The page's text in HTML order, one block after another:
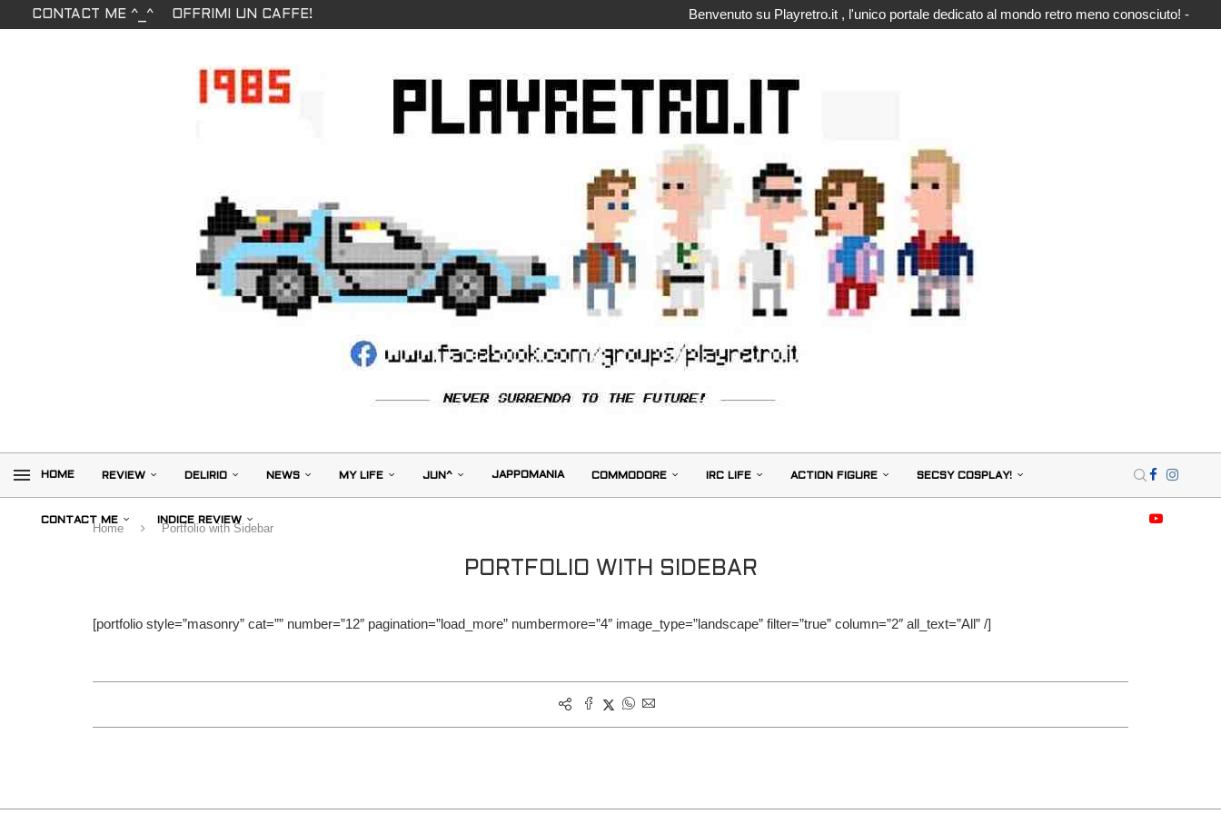
CONTACT ME ^_^ OFFRIMI UN CAFFE! Benvenuto su Playretro.it , l'unico portale dedicato al mondo retro meno conosciuto! -
HOME REVIEW DELIRIO NEWS MY LIFE JUN^ JAPPOMANIA COMMODORE IRC LIFE ACTION FIGURE SECSY COSPLAY!
CONTACT ME INDICE REVIEW
Home Portfolio with Sidebar
PORTFOLIO WITH SIDEBAR
[portfolio style=”masonry” cat=”” number=”12″ pagination=”load_more” numbermore=”4″ image_type=”landscape” filter=”true” column=”2″ all_text=”All” /]